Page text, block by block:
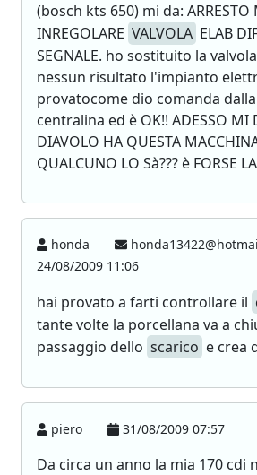
(bosch kts 650) mi da:
INREGOLARE VALVOLA ELAB
SEGNALE. ho sostituito la
nessun risultato l'impianto
provatocome dio comanda
centralina ed è OK!! ADESSO MI
DIAVOLO HA QUESTA
QUALCUNO LO Sà??? è FORSE
honda
24/08/2009 11:06
hai provato a farti controllare il
tante volte la porcellana va a
passaggio dello scarico e crea
piero 31/08/2009 07:57
Da circa un anno la mia 170 cdi